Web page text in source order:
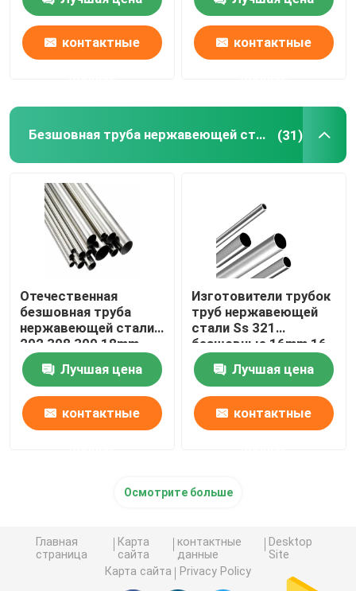
нержавеющей стали
трубки 310S 201 304
304L 316 316L
контактные
1 дюйма 0,4 Mm
контактные
Безшовная труба нержавеющей стали (31)
Отечественная
безшовная труба
нержавеющей стали
202 308 309 18mm
22mm 2 трубка Inox
дюйма 304Лучшая цена
контактные
Изготовители трубок
труб нержавеющей
стали Ss 321
безшовные 16mm 16
теплообменный
аппарат датчика 304
Лучшая цена
контактные
Осмотрите больше
Главная
страница
Карта
сайта
контактные
данные
Desktop
Site
Карта сайта
Privacy Policy